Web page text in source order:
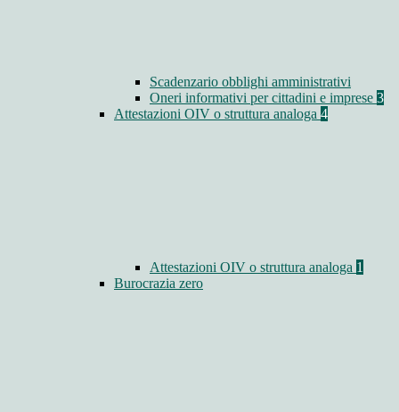
Scadenzario obblighi amministrativi
Oneri informativi per cittadini e imprese 3
Attestazioni OIV o struttura analoga 4
Attestazioni OIV o struttura analoga 1
Burocrazia zero